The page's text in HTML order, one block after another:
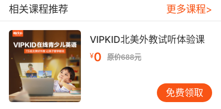
块：歌曲律动、情景对话、绘本阅读、项目探
究、语法专训、文化窗口。内容更新频率保持在
每月迭代15%，既保证知识体系连贯性，又注入
新鲜元素。 竞品多采用引进原版教材模式，存在
本土化适配难题。例如某平台使用的牛津树系
列，因文化背景差异导致30%的家长反映孩子理
解困难。VIPKID通过本土教研团队二次开发，将
端午节、生肖文化等元素融入教材，使文化认知
相关课程推荐 更多课程>
VIPKID北美外教试听体验课
¥0 原价688元
免费领取